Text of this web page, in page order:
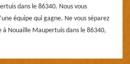
dans le 86340. Nous vous
équipe qui gagne. Ne vous séparez
à Nouaille Maupertuis dans le 86340,